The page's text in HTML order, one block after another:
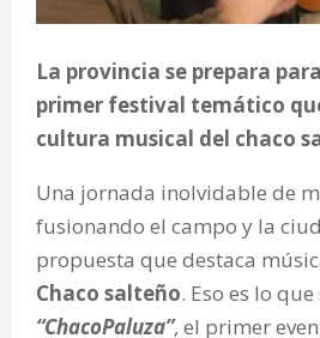
La provincia se prepara
primer festival temático
cultura musical del chaco
Una jornada inolvidable de
fusionando el campo y la
propuesta que destaca
Chaco salteño. Eso es lo que
“ChacoPaluza”, el primer